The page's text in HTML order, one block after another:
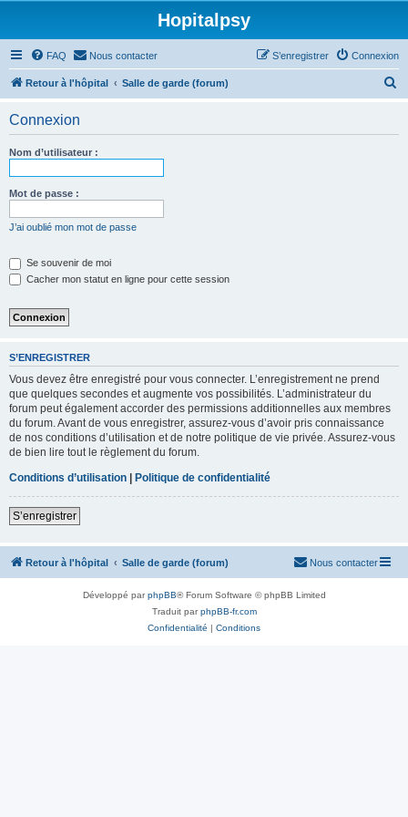
Hopitalpsy
FAQ Nous contacter Connexion
S’enregistrer
Retour à l'hôpital Salle de garde (forum)
Connexion
Nom d’utilisateur :
Mot de passe :
J’ai oublié mon mot de passe
Se souvenir de moi
Cacher mon statut en ligne pour cette session
S’ENREGISTRER
Vous devez être enregistré pour vous connecter. L’enregistrement ne prend
que quelques secondes et augmente vos possibilités. L’administrateur du
forum peut également accorder des permissions additionnelles aux membres
du forum. Avant de vous enregistrer, assurez-vous d’avoir pris connaissance
de nos conditions d’utilisation et de notre politique de vie privée. Assurez-vous
de bien lire tout le règlement du forum.
Conditions d’utilisation | Politique de confidentialité
S’enregistrer
Retour à l'hôpital Salle de garde (forum) Nous contacter
Développé parphpBB® Forum Software © phpBB Limited
Traduit parphpBB-fr.com
Confidentialité | Conditions